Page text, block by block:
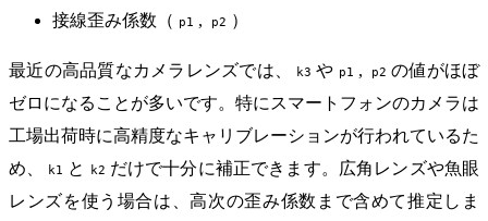
接線歪み係数（ p1 , p2 ）
最近の高品質なカメラレンズでは、 k3 や p1 , p2 の値がほぼ
ゼロになることが多いです。特にスマートフォンのカメラは
工場出荷時に高精度なキャリブレーションが行われているた
め、
k1 と k2 だけで十分に補正できます。広角レンズや魚眼
レンズを使う場合は、高次の歪み係数まで含めて推定しま